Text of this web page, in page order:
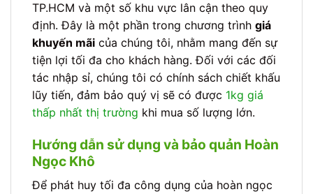
TP.HCM và một số khu vực lân cận theo quy
định. Đây là một phần trong chương trình giá
khuyến mãi của chúng tôi, nhằm mang đến sự
tiện lợi tối đa cho khách hàng. Đối với các đối
tác nhập sỉ, chúng tôi có chính sách chiết khấu
lũy tiến, đảm bảo quý vị sẽ có được 1kg giá
thấp nhất thị trường khi mua số lượng lớn.
Hướng dẫn sử dụng và bảo quản Hoàn
Ngọc Khô
Để phát huy tối đa công dụng của hoàn ngọc